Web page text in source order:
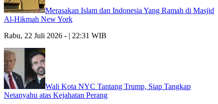
Merasakan Islam dan Indonesia Yang Ramah di Masjid
Al-Hikmah New York
Rabu, 22 Juli 2026 - | 22:31 WIB
Wali Kota NYC Tantang Trump, Siap Tangkap
Netanyahu atas Kejahatan Perang